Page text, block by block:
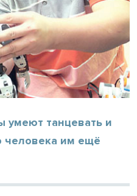
танцевать и
человека им ещё